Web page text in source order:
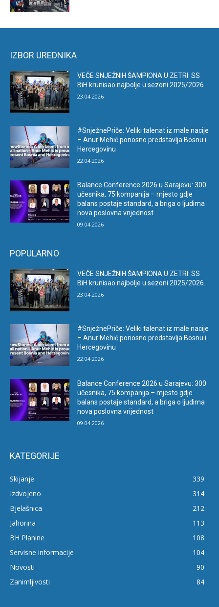
IZBOR UREDNIKA
VEČE SNJEŽNIH ŠAMPIONA U ZETRI: SS
BiH krunisao najbolje u sezoni 2025/2026.
23.04.2026
#SnježnePriče: Veliki talenat iz male nacije
– Anur Mehić ponosno predstavlja Bosnu i
Hercegovinu
22.04.2026
Balance Conference 2026 u Sarajevu: 300
učesnika, 75 kompanija – mjesto gdje
balans postaje standard, a briga o ljudima
nova poslovna vrijednost
09.04.2026
POPULARNO
VEČE SNJEŽNIH ŠAMPIONA U ZETRI: SS
BiH krunisao najbolje u sezoni 2025/2026.
23.04.2026
#SnježnePriče: Veliki talenat iz male nacije
– Anur Mehić ponosno predstavlja Bosnu i
Hercegovinu
22.04.2026
Balance Conference 2026 u Sarajevu: 300
učesnika, 75 kompanija – mjesto gdje
balans postaje standard, a briga o ljudima
nova poslovna vrijednost
09.04.2026
KATEGORIJE
Skijanje
339
Izdvojeno
314
Bjelašnica
212
Jahorina
113
BH Planine
108
Servisne informacije
104
Novosti
90
Zanimljivosti
84